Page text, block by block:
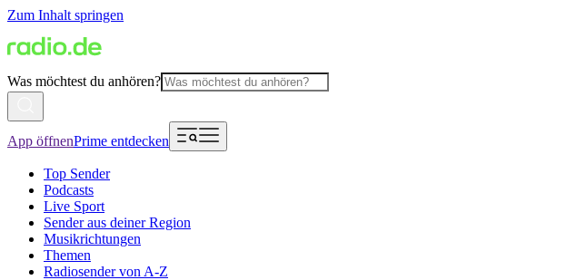
Zum Inhalt springen
Was möchtest du anhören?
App öffnenPrime entdecken
Top Sender
Podcasts
Live Sport
Sender aus deiner Region
Musikrichtungen
Themen
Radiosender von A-Z